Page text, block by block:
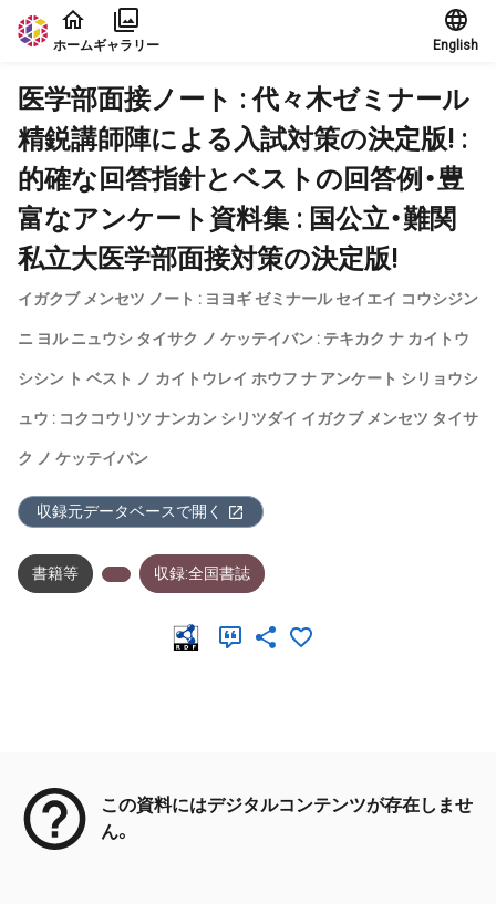
本文に飛ぶ
ホームギャラリー English
医学部面接ノート : 代々木ゼミナール
精鋭講師陣による入試対策の決定版! :
的確な回答指針とベストの回答例・豊
富なアンケート資料集 : 国公立・難関
私立大医学部面接対策の決定版!
イガクブ メンセツ ノート : ヨヨギ ゼミナール セイエイ コウシジン
ニ ヨル ニュウシ タイサク ノ ケッテイバン : テキカク ナ カイトウ
シシン ト ベスト ノ カイトウレイ ホウフ ナ アンケート シリョウシ
ュウ : コクコウリツ ナンカン シリツダイ イガクブ メンセツ タイサ
ク ノ ケッテイバン
収録元データベースで開く
書籍等 収録:全国書誌
この資料にはデジタルコンテンツが存在しませ
ん。